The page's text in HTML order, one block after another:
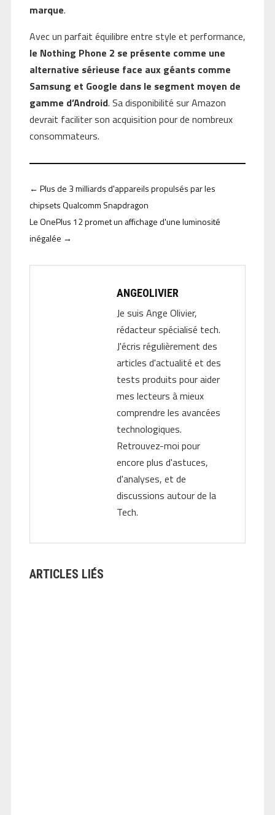
marque.
Avec un parfait équilibre entre style et performance,
le Nothing Phone 2 se présente comme une
alternative sérieuse face aux géants comme
Samsung et Google dans le segment moyen de
gamme d’Android. Sa disponibilité sur Amazon
devrait faciliter son acquisition pour de nombreux
consommateurs.
← Plus de 3 milliards d'appareils propulsés par les
chipsets Qualcomm Snapdragon
Le OnePlus 12 promet un affichage d'une luminosité
inégalée →
ANGEOLIVIER
Je suis Ange Olivier,
rédacteur spécialisé tech.
J'écris régulièrement des
articles d'actualité et des
tests produits pour aider
mes lecteurs à mieux
comprendre les avancées
technologiques.
Retrouvez-moi pour
encore plus d'astuces,
d'analyses, et de
discussions autour de la
Tech.
ARTICLES LIÉS